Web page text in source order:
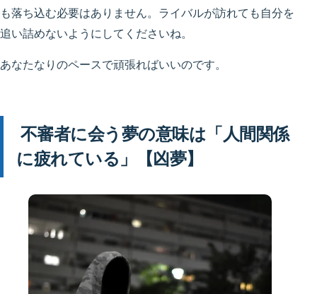
も落ち込む必要はありません。ライバルが訪れても自分を
追い詰めないようにしてくださいね。
あなたなりのペースで頑張ればいいのです。
不審者に会う夢の意味は「人間関係
に疲れている」【凶夢】